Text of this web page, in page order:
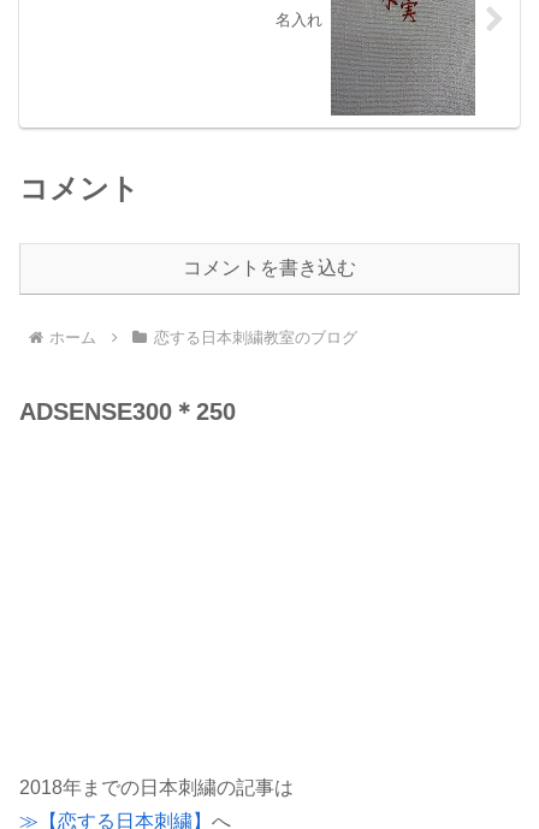
名入れ
コメント
コメントを書き込む
ホーム 恋する日本刺繍教室のブログ
ADSENSE300＊250
2018年までの日本刺繍の記事は
≫【恋する日本刺繍】 へ